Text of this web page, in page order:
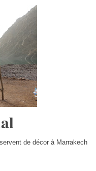
de décor à Marrakech